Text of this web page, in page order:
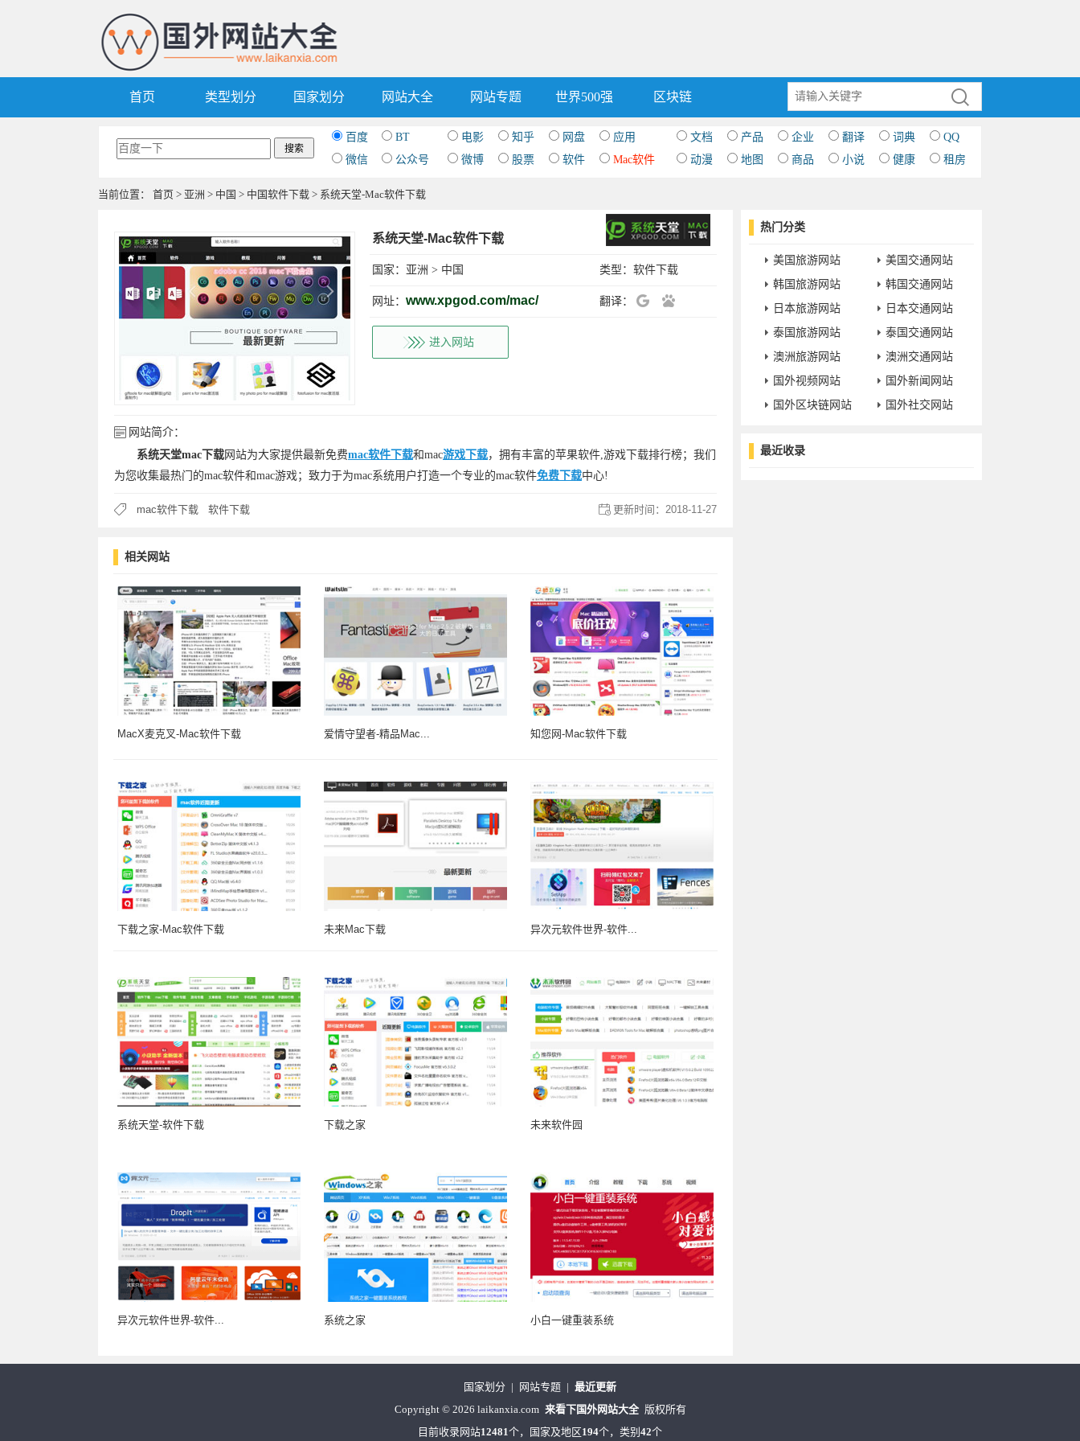
首页 类型划分 国家划分 网站大全 网站专题 世界500强 区块链
百度 BT 电影 知乎 网盘 应用 文档 产品 企业 翻译 词典
QQ
微信
公众号 微博 股票 软件 Mac软件 动漫 地图 商品 小说 健康 租房
当前位置： 首页 > 亚洲 > 中国 > 中国软件下载 > 系统天堂-Mac软件下载
系统天堂-Mac软件下载
国家： 亚洲 > 中国 类型： 软件下载
网址： www.xpgod.com/mac/ 翻译：
进入网站
网站简介：
系统天堂mac下载网站为大家提供最新免费mac软件下载和mac游戏下载，拥有丰富的苹果软件,游戏下载排行榜；我们
为您收集最热门的mac软件和mac游戏；致力于为mac系统用户打造一个专业的mac软件免费下载中心!
mac软件下载 软件下载 更新时间： 2018-11-27
相关网站
MacX麦克叉-Mac软件下载 爱情守望者-精品Mac... 知您网-Mac软件下载
下载之家-Mac软件下载 未来Mac下载 异次元软件世界-软件...
系统天堂-软件下载 下载之家 未来软件园
异次元软件世界-软件... 系统之家 小白一键重装系统
热门分类
美国旅游网站
美国交通网站
韩国旅游网站
韩国交通网站
日本旅游网站
日本交通网站
泰国旅游网站
泰国交通网站
澳洲旅游网站
澳洲交通网站
国外视频网站
国外新闻网站
国外区块链网站
国外社交网站
最近收录
国家划分 | 网站专题 | 最近更新
Copyright ©2026 laikanxia.com 来看下国外网站大全 版权所有
目前收录网站12481个，国家及地区194个，类别 42个